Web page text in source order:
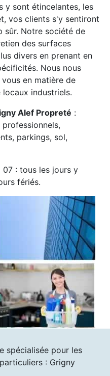
y sont étincelantes, les
vos clients s'y sentiront
sûr. Notre société de
des surfaces
divers en prenant en
Nous nous
en matière de
industriels.
Alef Propreté :
parkings, sol,
: tous les jours y
fériés.
spécialisée pour les
: Grigny